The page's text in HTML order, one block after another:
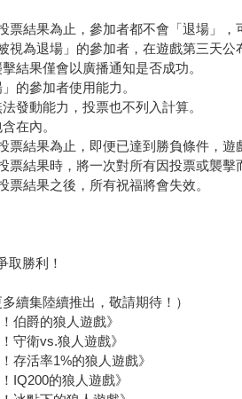
票結果為止，參加者都不會「退場」，
視為退場」的參加者，在遊戲第三天公
結果僅會以廣播通知是否成功。
的參加者使用能力。
發動能力，投票也不列入計算。
在內。
票結果為止，即便已達到勝負條件，遊
票結果時，將一次對所有因投票或襲擊
票結果之後，所有祝福將會失效。
取勝利！
續集陸續推出，敬請期待！）
伯爵的狼人遊戲》
守衛vs.狼人遊戲》
存活率1%的狼人遊戲》
IQ200的狼人遊戲》